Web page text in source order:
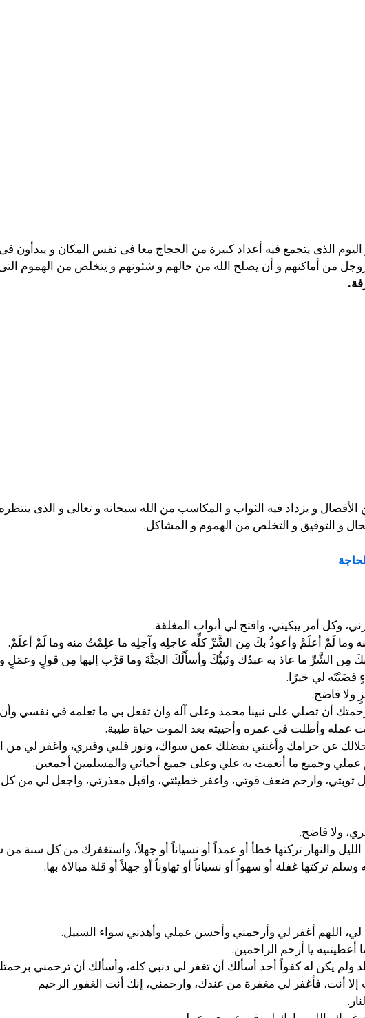
الذى يتجمع فيه أعداد كبيرة من الحجاج معا فى نفس المكان و يبدأون فى
من أماكنهم و أن يصلح الله من حالهم و شئونهم و يتخلص من الهموم التى
و يزداد فيه الثواب و المكاسب من الله سبحانه و تعالى و الذى
و التوفيق و التخلص من الهموم و المشاكل.
أمر يبكيني، وافتح لي أبواب المغلقة.
وما لَمْ أعلَمْ وأعوذُ بكَ مِن الشَّرِّ كلِّه عاجلِه وآجلِه ما علِمْتُ منه وما لَمْ أعلَمْ.
مِن الشَّرِّ ما عاذ به عبدُك ونَبيُّكَ وأسأَلُكَ الجنَّةَ وما قرَّب إليها مِن قولٍ وعمَلٍ
قضَيْتَه لي خيرًا.
ولا فاضح.
أن تصلي على نبينا محمد وعلى آله وان تفعل بي ما تعلمه في نفسي وأن
وأطلت في عمره وأحييته بعد الموت حياة طيبة.
عن حرامك وأغنني بفضلك عمن سواك، ونور قلبي وقبري، واغفر لي من
عملي وجميع ما أنعمت به علي وعلى جميع أحبائي والمسلمين أجمعين.
توبتي، وارحم ضعف قوتي، واغفر خطيئتي، واقبل معذرتي، واجعل لي من كل
ولا فاضح.
والنهار تركتها خطأ أو عمداً أو نسياناً أو جهلاً، وأستغفرك من كل سنة
تركتها غفلة أو سهواً أو نسياناً أو تهاوناً أو جهلاً أو قلة مبالاة بها.
اللهم أغفر لي وأرحمني وأحسن عملي وأهدني سواء السبيل.
يا أرحم الراحمين.
ولم يكن له كفواً أحد أسألك أن تغفر لي ذنبي كله، وأسألك أن ترحمني
أنت، فأغفر لي مغفرة من عندك، وارحمني، إنك أنت الغفور الرحيم